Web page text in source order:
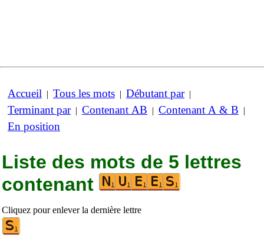
Accueil | Tous les mots | Débutant par|
Terminant par| Contenant AB | Contenant A & B |
En position
Liste des mots de 5 lettres
contenant
Cliquez pour enlever la dernière lettre